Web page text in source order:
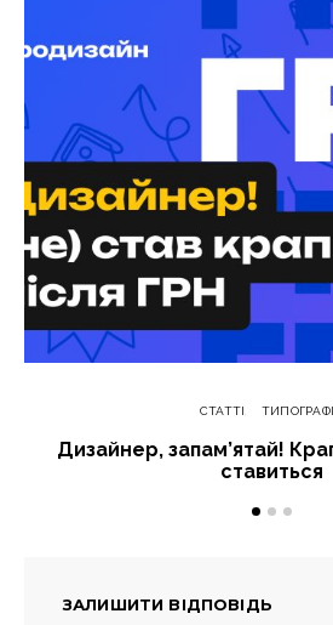
СТАТТІ
Дизайнер, запам’ятай!
ставиться
ЗАЛИШИТИ ВІДПОВІДЬ